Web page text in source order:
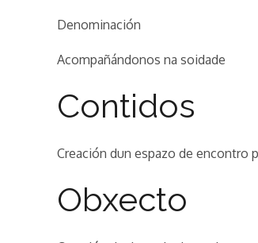
Denominación
Acompañándonos na soidade
Contidos
Creación dun espazo de encontro
Obxecto